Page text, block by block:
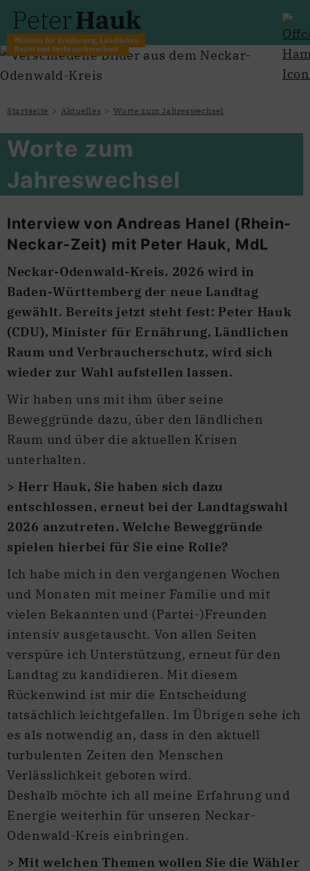
Startseite Aktuelles Worte zum Jahreswechsel
Worte zum
Jahreswechsel
Interview von Andreas Hanel (Rhein-
Neckar-Zeit) mit Peter Hauk, MdL
Neckar-Odenwald-Kreis. 2026 wird in
Baden-Württemberg der neue Landtag
gewählt. Bereits jetzt steht fest: Peter Hauk
(CDU), Minister für Ernährung, Ländlichen
Raum und Verbraucherschutz, wird sich
wieder zur Wahl aufstellen lassen.
Wir haben uns mit ihm über seine
Beweggründe dazu, über den ländlichen
Raum und über die aktuellen Krisen
unterhalten.
> Herr Hauk, Sie haben sich dazu
entschlossen, erneut bei der Landtagswahl
2026 anzutreten. Welche Beweggründe
spielen hierbei für Sie eine Rolle?
Ich habe mich in den vergangenen Wochen
und Monaten mit meiner Familie und mit
vielen Bekannten und (Partei-)Freunden
intensiv ausgetauscht. Von allen Seiten
verspüre ich Unterstützung, erneut für den
Landtag zu kandidieren. Mit diesem
Rückenwind ist mir die Entscheidung
tatsächlich leichtgefallen. Im Übrigen sehe ich
es als notwendig an, dass in den aktuell
turbulenten Zeiten den Menschen
Verlässlichkeit geboten wird.
Deshalb möchte ich all meine Erfahrung und
Energie weiterhin für unseren Neckar-
Odenwald-Kreis einbringen.
> Mit welchen Themen wollen Sie die Wähler